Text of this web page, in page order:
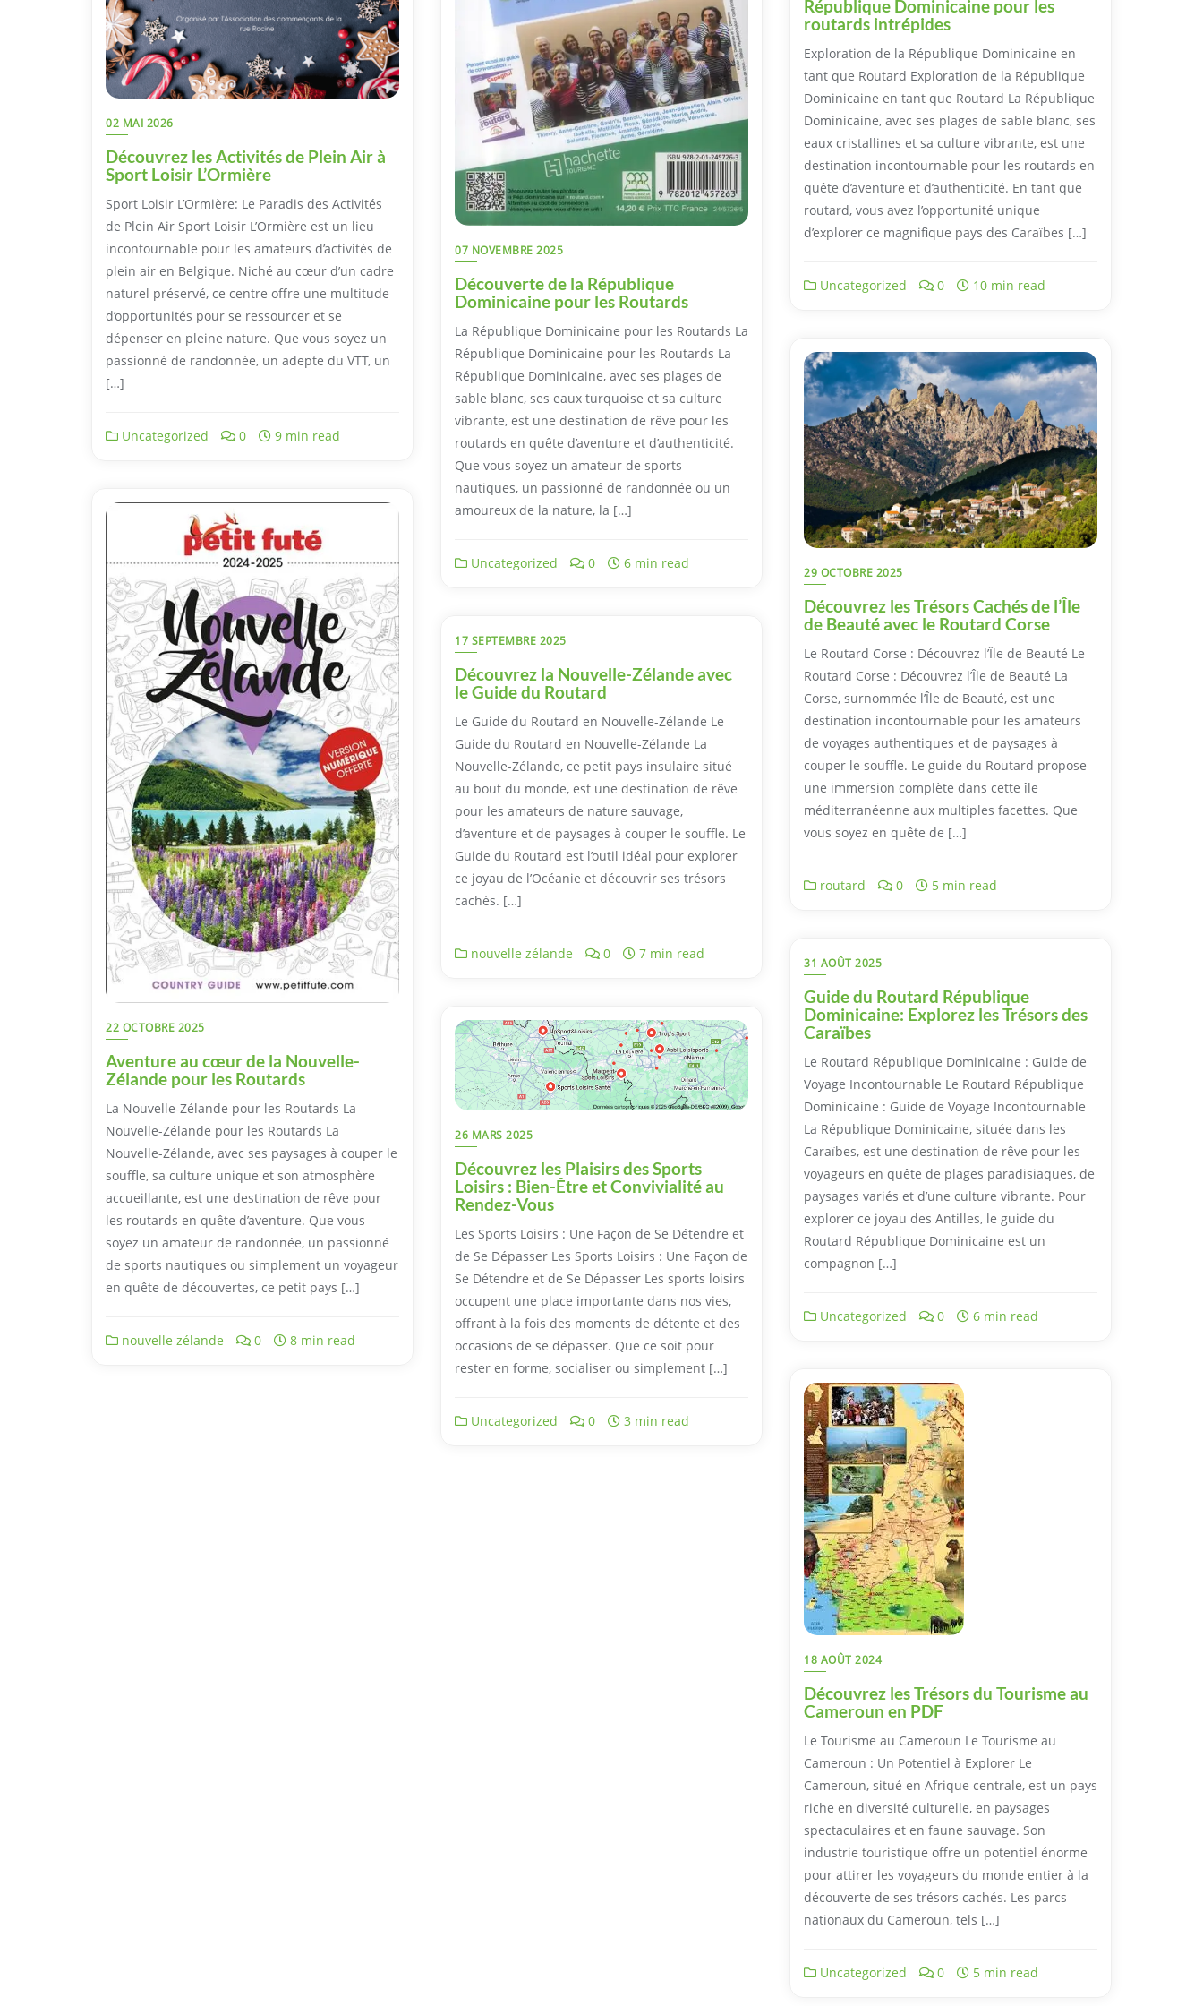
02 MAI 2026
Découvrez les Activités de Plein Air à
Sport Loisir L’Ormière
Sport Loisir L’Ormière: Le Paradis des Activités
de Plein Air Sport Loisir L’Ormière est un lieu
incontournable pour les amateurs d’activités de
plein air en Belgique. Niché au cœur d’un cadre
naturel préservé, ce centre offre une multitude
d’opportunités pour se ressourcer et se
dépenser en pleine nature. Que vous soyez un
passionné de randonnée, un adepte du VTT, un
[…]
Uncategorized 0 9 min read
07 NOVEMBRE 2025
Découverte de la République
Dominicaine pour les Routards
La République Dominicaine pour les Routards La
République Dominicaine pour les Routards La
République Dominicaine, avec ses plages de
sable blanc, ses eaux turquoise et sa culture
vibrante, est une destination de rêve pour les
routards en quête d’aventure et d’authenticité.
Que vous soyez un amateur de sports
nautiques, un passionné de randonnée ou un
amoureux de la nature, la […]
Uncategorized 0 6 min read
République Dominicaine pour les
routards intrépides
Exploration de la République Dominicaine en
tant que Routard Exploration de la République
Dominicaine en tant que Routard La République
Dominicaine, avec ses plages de sable blanc, ses
eaux cristallines et sa culture vibrante, est une
destination incontournable pour les routards en
quête d’aventure et d’authenticité. En tant que
routard, vous avez l’opportunité unique
d’explorer ce magnifique pays des Caraïbes […]
Uncategorized 0 10 min read
29 OCTOBRE 2025
Découvrez les Trésors Cachés de l’Île
de Beauté avec le Routard Corse
Le Routard Corse : Découvrez l’Île de Beauté Le
Routard Corse : Découvrez l’Île de Beauté La
Corse, surnommée l’Île de Beauté, est une
destination incontournable pour les amateurs
de voyages authentiques et de paysages à
couper le souffle. Le guide du Routard propose
une immersion complète dans cette île
méditerranéenne aux multiples facettes. Que
vous soyez en quête de […]
routard 0 5 min read
22 OCTOBRE 2025
Aventure au cœur de la Nouvelle-
Zélande pour les Routards
La Nouvelle-Zélande pour les Routards La
Nouvelle-Zélande pour les Routards La
Nouvelle-Zélande, avec ses paysages à couper le
souffle, sa culture unique et son atmosphère
accueillante, est une destination de rêve pour
les routards en quête d’aventure. Que vous
soyez un amateur de randonnée, un passionné
de sports nautiques ou simplement un voyageur
en quête de découvertes, ce petit pays […]
nouvelle zélande 0 8 min read
17 SEPTEMBRE 2025
Découvrez la Nouvelle-Zélande avec
le Guide du Routard
Le Guide du Routard en Nouvelle-Zélande Le
Guide du Routard en Nouvelle-Zélande La
Nouvelle-Zélande, ce petit pays insulaire situé
au bout du monde, est une destination de rêve
pour les amateurs de nature sauvage,
d’aventure et de paysages à couper le souffle. Le
Guide du Routard est l’outil idéal pour explorer
ce joyau de l’Océanie et découvrir ses trésors
cachés. […]
nouvelle zélande 0 7 min read
31 AOÛT 2025
Guide du Routard République
Dominicaine: Explorez les Trésors des
Caraïbes
Le Routard République Dominicaine : Guide de
Voyage Incontournable Le Routard République
Dominicaine : Guide de Voyage Incontournable
La République Dominicaine, située dans les
Caraïbes, est une destination de rêve pour les
voyageurs en quête de plages paradisiaques, de
paysages variés et d’une culture vibrante. Pour
explorer ce joyau des Antilles, le guide du
Routard République Dominicaine est un
compagnon […]
Uncategorized 0 6 min read
26 MARS 2025
Découvrez les Plaisirs des Sports
Loisirs : Bien-Être et Convivialité au
Rendez-Vous
Les Sports Loisirs : Une Façon de Se Détendre et
de Se Dépasser Les Sports Loisirs : Une Façon de
Se Détendre et de Se Dépasser Les sports loisirs
occupent une place importante dans nos vies,
offrant à la fois des moments de détente et des
occasions de se dépasser. Que ce soit pour
rester en forme, socialiser ou simplement […]
Uncategorized 0 3 min read
18 AOÛT 2024
Découvrez les Trésors du Tourisme au
Cameroun en PDF
Le Tourisme au Cameroun Le Tourisme au
Cameroun : Un Potentiel à Explorer Le
Cameroun, situé en Afrique centrale, est un pays
riche en diversité culturelle, en paysages
spectaculaires et en faune sauvage. Son
industrie touristique offre un potentiel énorme
pour attirer les voyageurs du monde entier à la
découverte de ses trésors cachés. Les parcs
nationaux du Cameroun, tels […]
Uncategorized 0 5 min read